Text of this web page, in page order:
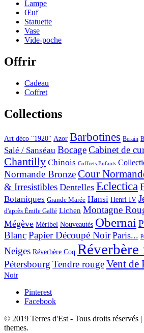
Lampe
Œuf
Statuette
Vase
Vide-poche
Offrir
Cadeau
Coffret
Collections
Art déco "1920" Azor Barbotines Berain
Salé / Sanséau BocageCabinet de
Chantilly Chinois Coffrets Enfants
Normande BronzeCour
& Irresistibles Dentelles Eclectica
Botaniques Grande Marée Hansi Henri IV
d'après Émile Gallé Lichen Montagne
Mégève Méribel Nouveautés Obernai
BlancPapier Découpé Noir Paris...
Neiges Réverbère Coq Réverbère
Pétersbourg Tendre rougeVent de
Noir
Pinterest
Facebook
© 2019 Terres d'Est - Tous droits réservés
themes.